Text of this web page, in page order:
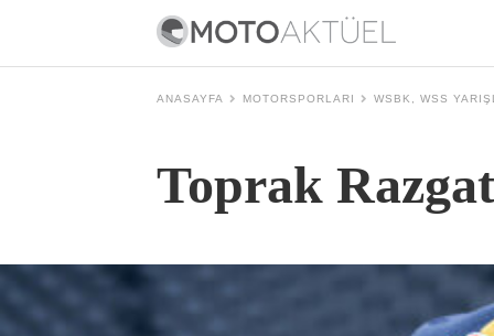
ANASAYFA MOTORSPORLARI WSBK, WSS
Toprak